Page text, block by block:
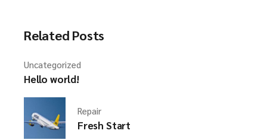
Related Posts
Uncategorized
Hello world!
Repair
Fresh Start